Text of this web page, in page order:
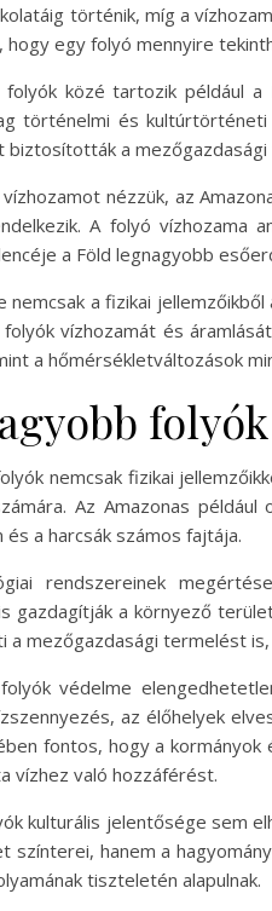
történik, míg a
egy folyó mennyire
folyók közé tartozik például
történelmi és
biztosították a
nézzük, az
A folyó vízhozama
a Föld legnagyobb
nemcsak a fizikai
vízhozamát és
a hőmérsékletváltozások
nemcsak fizikai
Az Amazonas
a harcsák számos fajtája.
rendszereinek
gazdagítják a környező
a mezőgazdasági termelést
védelme
az élőhelyek
fontos, hogy a
vízhez való hozzáférést.
kulturális jelentősége sem
színterei, hanem a
tiszteletén alapulnak.